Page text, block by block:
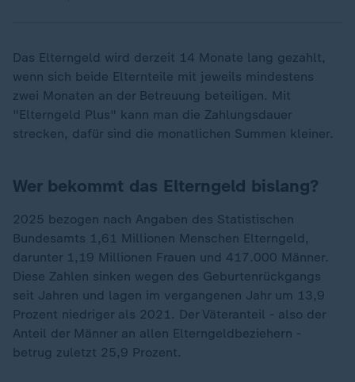
Das Elterngeld wird derzeit 14 Monate lang gezahlt,
wenn sich beide Elternteile mit jeweils mindestens
zwei Monaten an der Betreuung beteiligen. Mit
"Elterngeld Plus" kann man die Zahlungsdauer
strecken, dafür sind die monatlichen Summen kleiner.
Wer bekommt das Elterngeld bislang?
2025 bezogen nach Angaben des Statistischen
Bundesamts 1,61 Millionen Menschen Elterngeld,
darunter 1,19 Millionen Frauen und 417.000 Männer.
Diese Zahlen sinken wegen des Geburtenrückgangs
seit Jahren und lagen im vergangenen Jahr um 13,9
Prozent niedriger als 2021. Der Väteranteil - also der
Anteil der Männer an allen Elterngeldbeziehern -
betrug zuletzt 25,9 Prozent.